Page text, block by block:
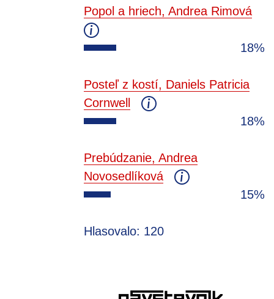
Popol a hriech, Andrea Rimová
18%
Posteľ z kostí, Daniels Patricia
Cornwell
18%
Prebúdzanie, Andrea
Novosedlíková
15%
Hlasovalo: 120